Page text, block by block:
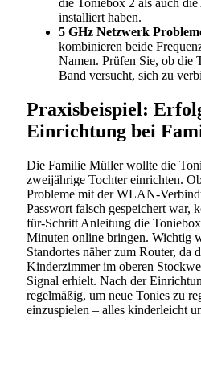
die Toniebox 2 als auch
installiert haben.
5 GHz Netzwerk
kombinieren beide
Namen. Prüfen Sie, ob die
Band versucht, sich zu
Praxisbeispiel:
Einrichtung bei
Die Familie Müller wollte die
zweijährige Tochter einrichten.
Probleme mit der WLAN-
Passwort falsch gespeichert war,
für-Schritt Anleitung die
Minuten online bringen. Wichtig
Standortes näher zum Router, da
Kinderzimmer im oberen
Signal erhielt. Nach der
regelmäßig, um neue Tonies zu
einzuspielen – alles kinderleicht